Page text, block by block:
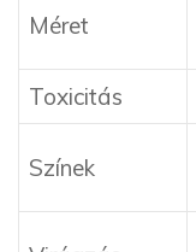
Méret
Toxicitás
Színek